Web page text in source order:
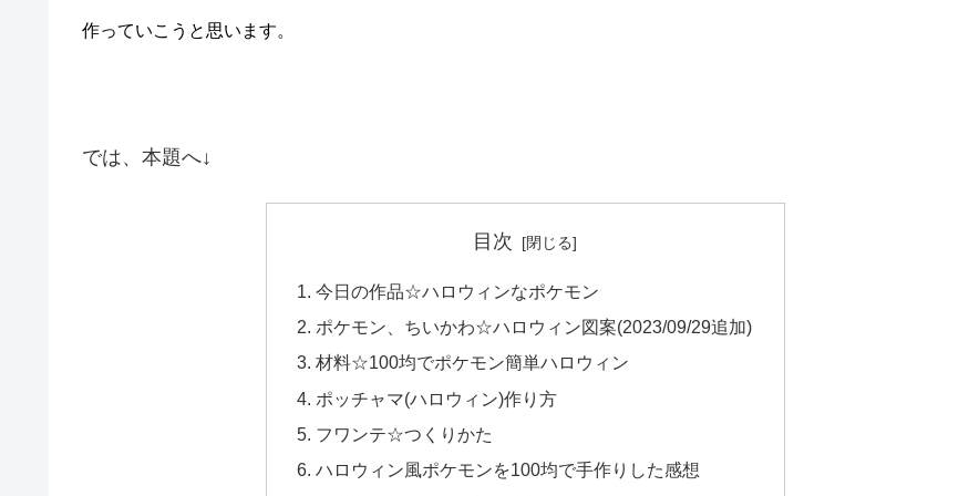
作っていこうと思います。
では、本題へ↓
目次
今日の作品☆ハロウィンなポケモン
ポケモン、ちいかわ☆ハロウィン図案(2023/09/29追加)
材料☆100均でポケモン簡単ハロウィン
ポッチャマ(ハロウィン)作り方
フワンテ☆つくりかた
ハロウィン風ポケモンを100均で手作りした感想